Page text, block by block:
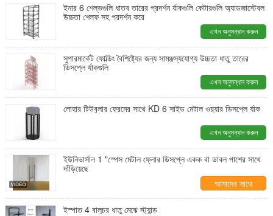
ইনার 6 শেল্ভগুলি ধাতব তারের প্রদর্শন র্যাকগুলি কেটারগুলি অ্যাডজাস্টেবল
উচ্চতা শেল্ফ সহ প্রদর্শন করে
এখন অনুসন্ধান করুন
সুপারমার্কেট ফোল্ডিং বৈশিষ্ট্যের জন্য সামঞ্জস্যযোগ্য উচ্চতা ধাতু তারের
ডিসপ্লে র্যাকগুলি
এখন অনুসন্ধান করুন
লোহার টিউবুলার ফ্রেমের সাথে KD 6 সাইড মেটাল ওয়্যার ডিসপ্লে র্যাক
এখন অনুসন্ধান করুন
ইউনিভার্সাল 1 "স্পেস মেটাল ফ্লোর ডিসপ্লে একক বা ডাবল পাশের সাথে
দাঁড়িয়েছে
আমাদের সাথে
যোগাযোগ করুন
ইস্পাত 4 বালুচর ধাতু মেঝে স্ট্যান্ড